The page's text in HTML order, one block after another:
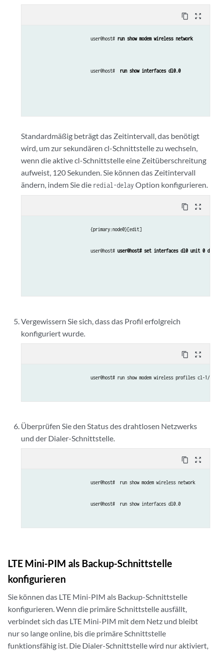
content_copy zoom_out_map
user@host# run show modem wireless network
user@host# run show interfaces dl0.0
Standardmäßig beträgt das Zeitintervall, das benötigt
wird, um zur sekundären cl-Schnittstelle zu wechseln,
wenn die aktive cl-Schnittstelle eine Zeitüberschreitung
aufweist, 120 Sekunden. Sie können das Zeitintervall
ändern, indem Sie die redial-delayOption konfigurieren.
content_copy zoom_out_map
{primary:node0}[edit]
user@host# user@host# set interfaces dl0 unit 0
Vergewissern Sie sich, dass das Profil erfolgreich
konfiguriert wurde.
content_copy zoom_out_map
user@host# run show modem wireless profiles cl-1/
Überprüfen Sie den Status des drahtlosen Netzwerks
und der Dialer-Schnittstelle.
content_copy zoom_out_map
user@host#  run show modem wireless network
user@host#  run show interfaces dl0.0
LTE Mini-PIM als Backup-Schnittstelle
konfigurieren
Sie können das LTE Mini-PIM als Backup-Schnittstelle
konfigurieren. Wenn die primäre Schnittstelle ausfällt,
verbindet sich das LTE Mini-PIM mit dem Netz und bleibt
nur so lange online, bis die primäre Schnittstelle
funktionsfähig ist. Die Dialer-Schnittstelle wird nur aktiviert,